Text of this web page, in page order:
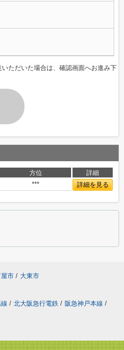
ただいた場合は、確認画面へお進み下
方位
詳細
*** 詳細を見る
市 / 大東市
/ 北大阪急行電鉄 / 阪急神戸本線 /